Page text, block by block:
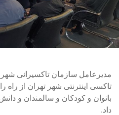
مدیرعامل سازمان تاکسیرانی شهر
تاکسی اینترنتی شهر تهران از راه
بانوان و کودکان و سالمندان و
داد.